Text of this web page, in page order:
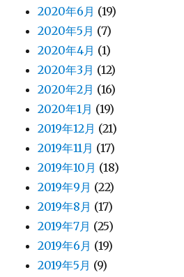
2020年6月 (19)
2020年5月 (7)
2020年4月 (1)
2020年3月 (12)
2020年2月 (16)
2020年1月 (19)
2019年12月 (21)
2019年11月 (17)
2019年10月 (18)
2019年9月 (22)
2019年8月 (17)
2019年7月 (25)
2019年6月 (19)
2019年5月 (9)